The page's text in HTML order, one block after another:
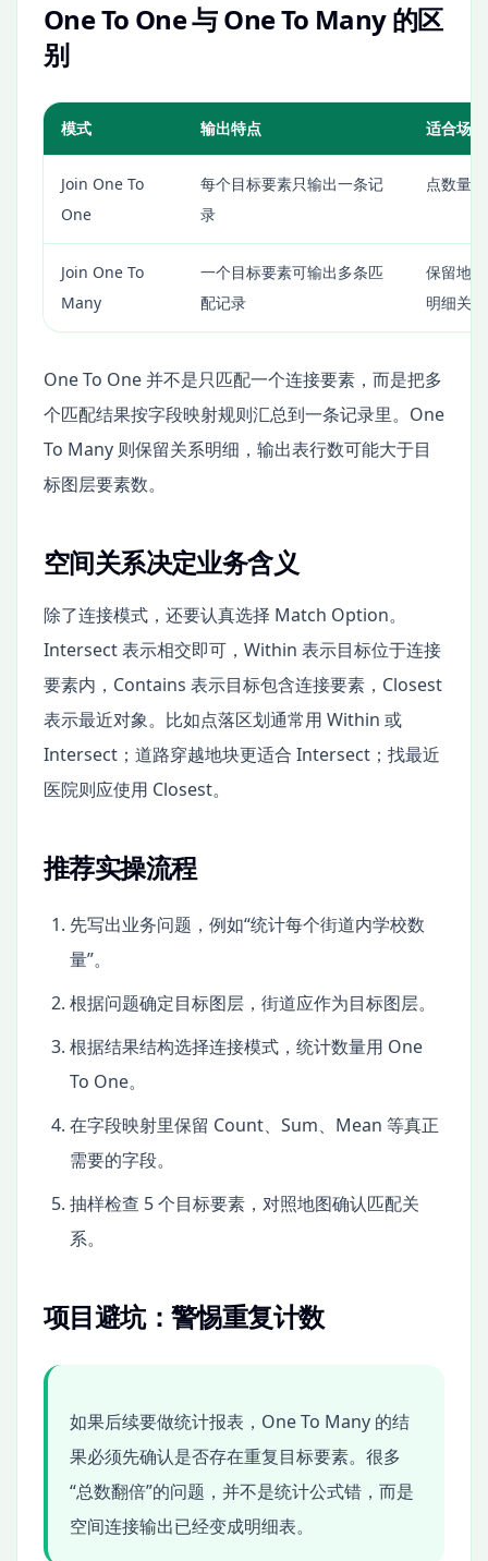
One To One 与 One To Many 的区
别
模式 输出特点 适合场景
Join One To
One
每个目标要素只输出一条记
录
点数量
Join One To
Many
一个目标要素可输出多条匹
配记录
保留地
明细关系
One To One 并不是只匹配一个连接要素，而是把多
个匹配结果按字段映射规则汇总到一条记录里。One
To Many 则保留关系明细，输出表行数可能大于目
标图层要素数。
空间关系决定业务含义
除了连接模式，还要认真选择 Match Option。
Intersect 表示相交即可，Within 表示目标位于连接
要素内，Contains 表示目标包含连接要素，Closest
表示最近对象。比如点落区划通常用 Within 或
Intersect；道路穿越地块更适合 Intersect；找最近
医院则应使用 Closest。
推荐实操流程
先写出业务问题，例如“统计每个街道内学校数
量”。
根据问题确定目标图层，街道应作为目标图层。
根据结果结构选择连接模式，统计数量用 One
To One。
在字段映射里保留 Count、Sum、Mean 等真正
需要的字段。
抽样检查 5 个目标要素，对照地图确认匹配关
系。
项目避坑：警惕重复计数
如果后续要做统计报表，One To Many 的结
果必须先确认是否存在重复目标要素。很多
“总数翻倍”的问题，并不是统计公式错，而是
空间连接输出已经变成明细表。